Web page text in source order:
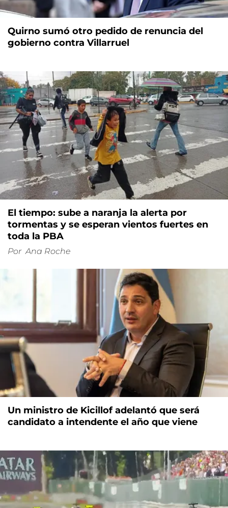
Quirno sumó otro pedido de renuncia del
gobierno contra Villarruel
El tiempo: sube a naranja la alerta por
tormentas y se esperan vientos fuertes en
toda la PBA
Por Ana Roche
Un ministro de Kicillof adelantó que será
candidato a intendente el año que viene